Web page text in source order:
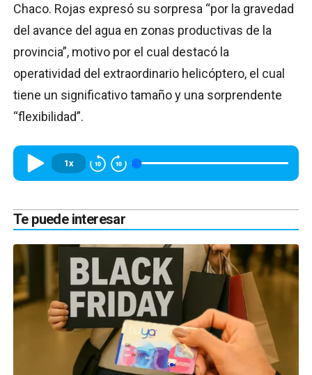
Chaco. Rojas expresó su sorpresa “por la gravedad
del avance del agua en zonas productivas de la
provincia”, motivo por el cual destacó la
operatividad del extraordinario helicóptero, el cual
tiene un significativo tamaño y una sorprendente
“flexibilidad”.
1x
Te puede interesar